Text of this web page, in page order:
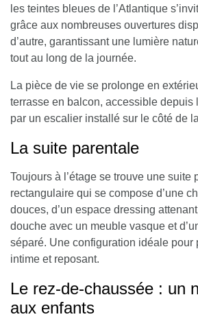
les teintes bleues de l’Atlantique
grâce aux nombreuses ouvertures
d’autre, garantissant une lumière
tout au long de la journée.
La pièce de vie se prolonge en
terrasse en balcon, accessible depuis
par un escalier installé sur le côté de
La suite parentale
Toujours à l’étage se trouve une suite
rectangulaire qui se compose d’une
douces, d’un espace dressing
douche avec un meuble vasque et
séparé. Une configuration idéale pour
intime et reposant.
Le rez-de-chaussée : un
aux enfants